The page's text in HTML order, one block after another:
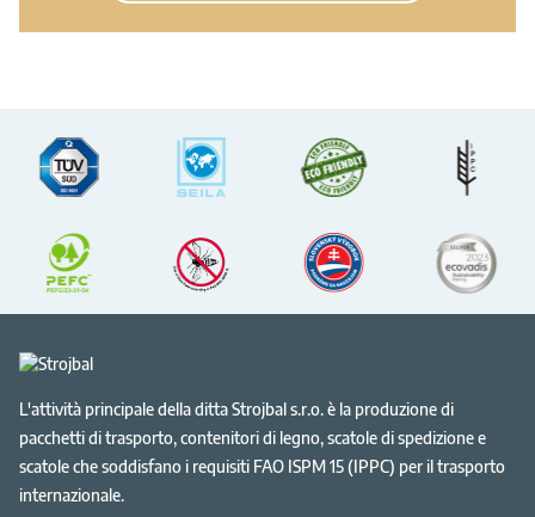
L'attività principale della ditta Strojbal s.r.o. è la produzione di
pacchetti di trasporto, contenitori di legno, scatole di spedizione e
scatole che soddisfano i requisiti FAO ISPM 15 (IPPC) per il trasporto
internazionale.